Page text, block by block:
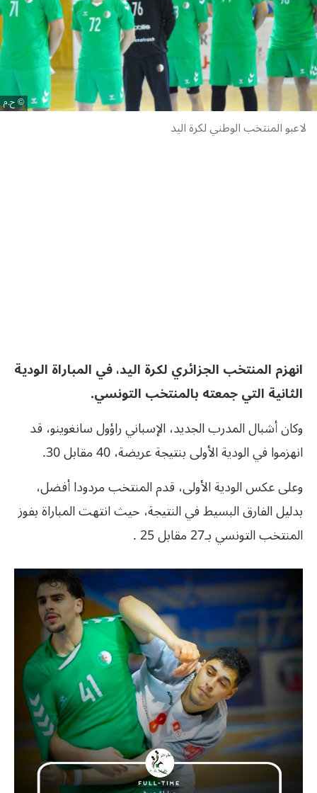
ح.م
لاعبو المنتخب الوطني لكرة اليد
انهزم المنتخب الجزائري لكرة اليد، في المباراة الودية
الثانية التي جمعته بالمنتخب التونسي.
وكان أشبال المدرب الجديد، الإسباني راؤول سانغوينو، قد
انهزموا في الودية الأولى بنتيجة عريضة، 40 مقابل 30.
وعلى عكس الودية الأولى، قدم المنتخب مردودا أفضل،
بدليل الفارق البسيط في النتيجة، حيث انتهت المباراة بفوز
المنتخب التونسي بـ27 مقابل 25 .